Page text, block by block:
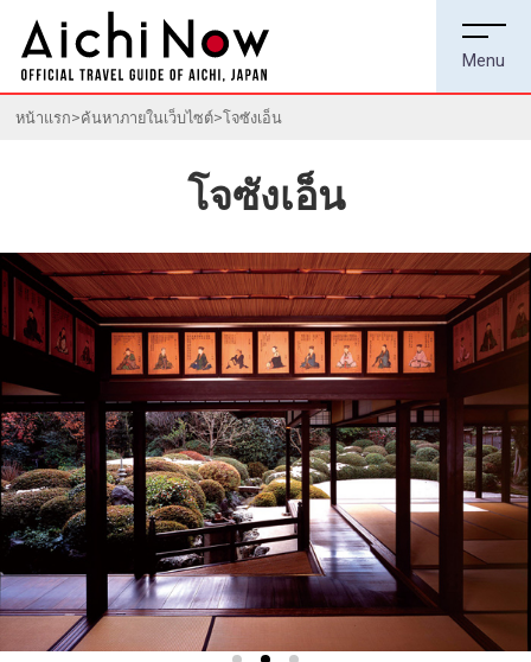
หน้าแรก ค้นหาภายในเว็บไซต์ โจซังเอ็น
โจซังเอ็น